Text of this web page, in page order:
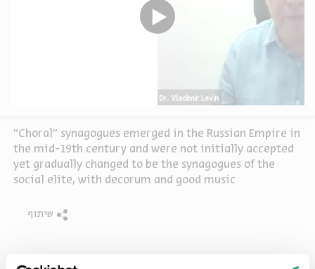
"Choral" synagogues emerged in the Russian Empire in
the mid-19th century and were not initially accepted
yet gradually changed to be the synagogues of the
social elite, with decorum and good music
שיתוף